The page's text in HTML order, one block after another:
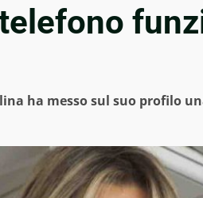
ha messo sul suo profilo